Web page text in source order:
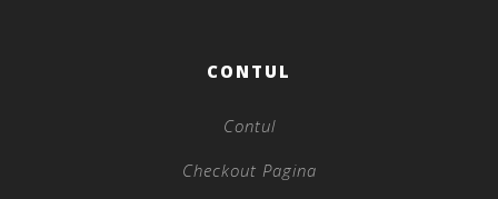
CONTUL
Contul
Checkout Pagina